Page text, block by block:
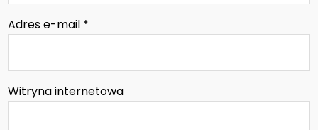
Adres e-mail *
Witryna internetowa